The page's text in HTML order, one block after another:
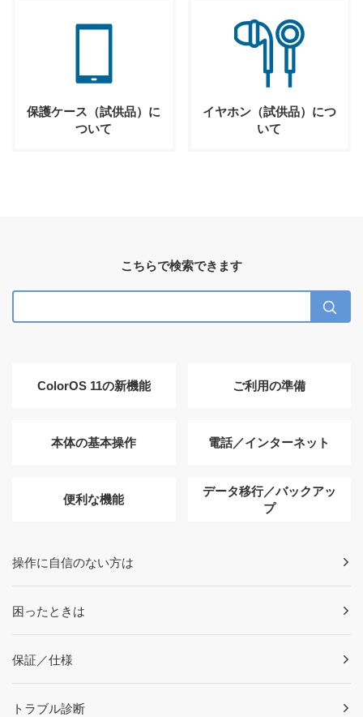
保護ケース（試供品）に
ついて
イヤホン（試供品）につ
いて
こちらで検索できます
ColorOS 11の新機能 ご利用の準備
本体の基本操作 電話／インターネット
便利な機能
データ移行／バックアッ
プ
操作に自信のない方は
困ったときは
保証／仕様
トラブル診断